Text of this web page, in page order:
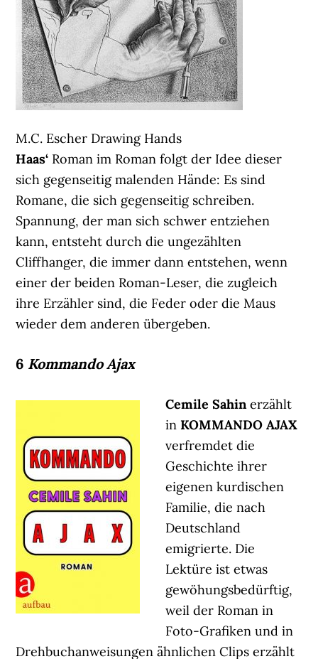
M.C. Escher Drawing Hands
Haas‘ Roman im Roman folgt der Idee dieser
sich gegenseitig malenden Hände: Es sind
Romane, die sich gegenseitig schreiben.
Spannung, der man sich schwer entziehen
kann, entsteht durch die ungezählten
Cliffhanger, die immer dann entstehen, wenn
einer der beiden Roman-Leser, die zugleich
ihre Erzähler sind, die Feder oder die Maus
wieder dem anderen übergeben.
6 Kommando Ajax
Cemile Sahinerzählt
inKOMMANDO AJAX
verfremdet die
Geschichte ihrer
eigenen kurdischen
Familie, die nach
Deutschland
emigrierte. Die
Lektüre ist etwas
gewöhungsbedürftig,
weil der Roman in
Foto-Grafiken und in
Drehbuchanweisungen ähnlichen Clips erzählt